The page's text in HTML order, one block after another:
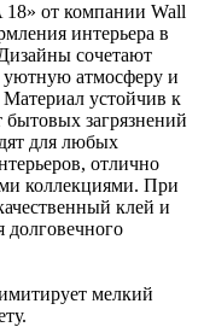
от компании Wall
интерьера в
сочетают
уютную атмосферу и
Материал устойчив к
загрязнений
для любых
отлично
коллекциями. При
клей и
долговечного
мелкий